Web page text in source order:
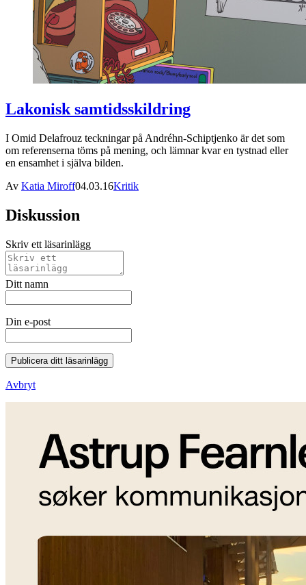
Lakonisk samtidsskildring
I Omid Delafrouz teckningar på Andréhn-Schiptjenko är det som
om referenserna töms på mening, och lämnar kvar en tystnad eller
en ensamhet i själva bilden.
Av Katia Miroff04.03.16Kritik
Diskussion
Skriv ett läsarinlägg
Ditt namn
Din e-post
Publicera ditt läsarinlägg
Avbryt